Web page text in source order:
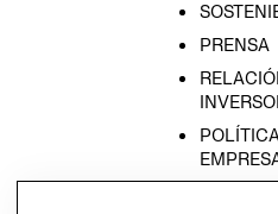
PRENSA
POLÍTICA